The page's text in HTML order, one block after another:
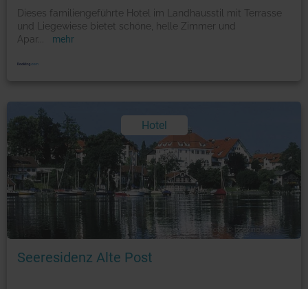
Dieses familiengeführte Hotel im Landhausstil mit Terrasse
und Liegewiese bietet schöne, helle Zimmer und
Apar
mehr
Hotel
Foto: © booking.com
Seeresidenz Alte Post